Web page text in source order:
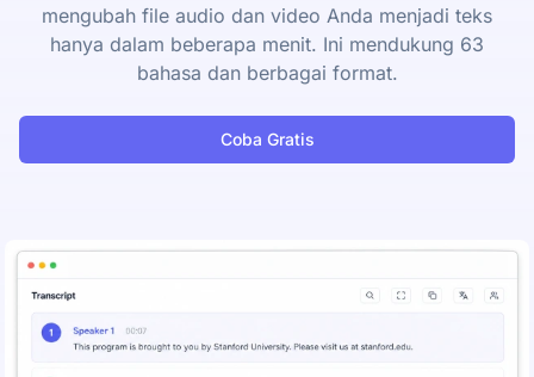
mengubah file audio dan video Anda menjadi teks
hanya dalam beberapa menit. Ini mendukung 63
bahasa dan berbagai format.
Coba Gratis